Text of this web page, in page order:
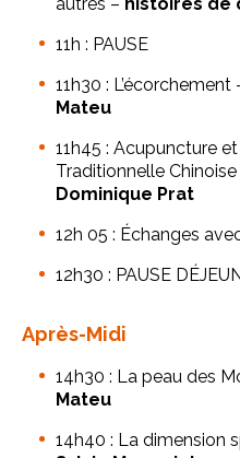
11h : PAUSE
11h30 : L’écorchement
Mateu
11h45 : Acupuncture
Traditionnelle
Dominique Prat
12h 05 : Échanges
12h30 : PAUSE
Après-Midi
14h30 : La peau des
Mateu
14h40 : La dimension